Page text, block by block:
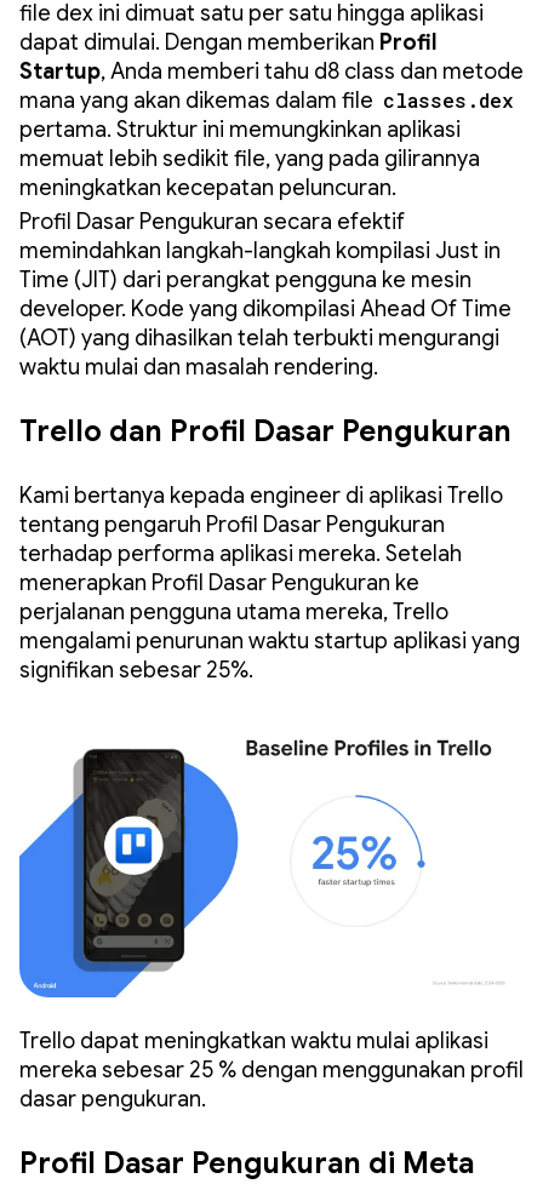
file dex ini dimuat satu per satu hingga aplikasi
dapat dimulai. Dengan memberikan Profil
Startup, Anda memberi tahu d8 class dan metode
mana yang akan dikemas dalam file classes.dex
pertama. Struktur ini memungkinkan aplikasi
memuat lebih sedikit file, yang pada gilirannya
meningkatkan kecepatan peluncuran.
Profil Dasar Pengukuran secara efektif
memindahkan langkah-langkah kompilasi Just in
Time (JIT) dari perangkat pengguna ke mesin
developer. Kode yang dikompilasi Ahead Of Time
(AOT) yang dihasilkan telah terbukti mengurangi
waktu mulai dan masalah rendering.
Trello dan Profil Dasar Pengukuran
Kami bertanya kepada engineer di aplikasi Trello
tentang pengaruh Profil Dasar Pengukuran
terhadap performa aplikasi mereka. Setelah
menerapkan Profil Dasar Pengukuran ke
perjalanan pengguna utama mereka, Trello
mengalami penurunan waktu startup aplikasi yang
signifikan sebesar 25%.
Trello dapat meningkatkan waktu mulai aplikasi
mereka sebesar 25 % dengan menggunakan profil
dasar pengukuran.
Profil Dasar Pengukuran di Meta